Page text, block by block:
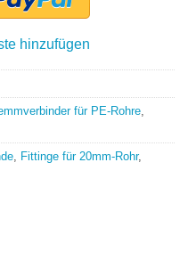
hinzufügen
für PE-Rohre,
, Fittinge für 20mm-Rohr,